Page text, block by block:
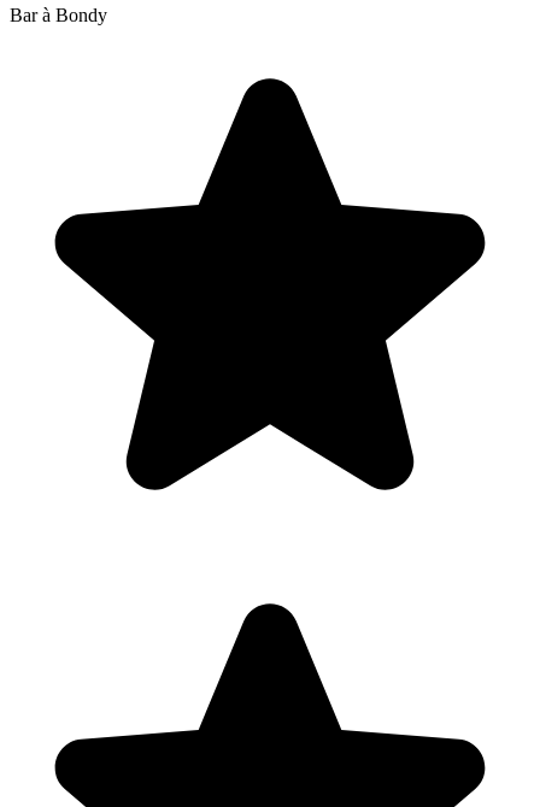
Bar à Bondy